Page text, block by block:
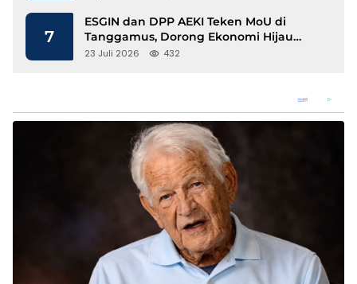
7
ESGIN dan DPP AEKI Teken MoU di
Tanggamus, Dorong Ekonomi Hijau
Berbasis Kopi dan Perdagangan Karbon
23 Juli 2026 432